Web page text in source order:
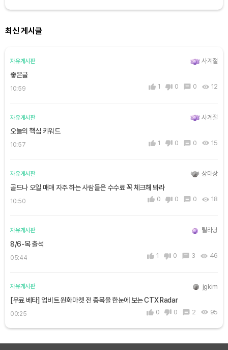
최신 게시글
자유게시판 사계절
좋은글
10:59 1 0 0 12
자유게시판 사계절
오늘의 핵심 키워드
10:57 1 0 0 15
자유게시판 상태상
골드나 오일 매매 자주 하는 사람들은 수수료 꼭 체크해 봐라
10:50 0 0 0 18
자유게시판 릴라당
8/6-목 출석
05:44 1 0 3 46
자유게시판 jgkim
[무료 베타] 업비트 원화마켓 전 종목을 한눈에 보는 CTX Radar
00:25 0 0 2 95